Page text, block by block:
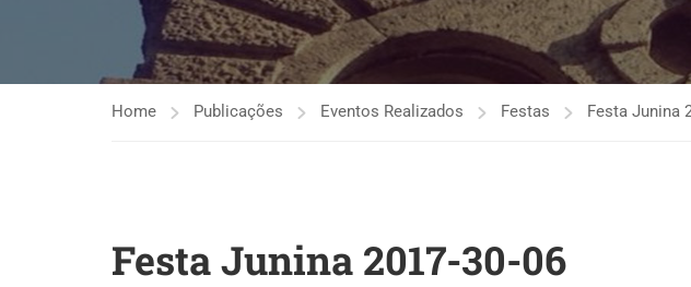
Home Publicações Eventos Realizados Festas Festa Junina
Festa Junina 2017-30-06